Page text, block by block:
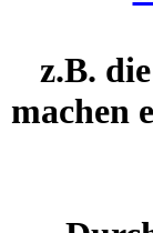
z.B.
machen